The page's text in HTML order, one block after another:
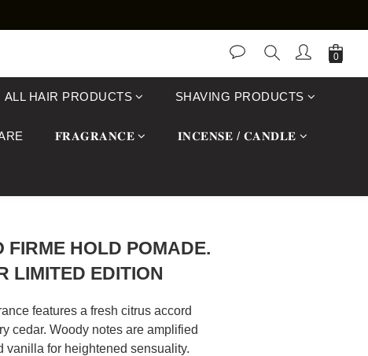
ALL HAIR PRODUCTS SHAVING PRODUCTS
𝐅𝐑𝐀𝐆𝐑𝐀𝐍𝐂𝐄 𝐈𝐍𝐂𝐄𝐍𝐒𝐄 / 𝐂𝐀𝐍𝐃𝐋𝐄
FIRME HOLD POMADE.
LIMITED EDITION
features a fresh citrus accord
cedar. Woody notes are amplified
vanilla for heightened sensuality.